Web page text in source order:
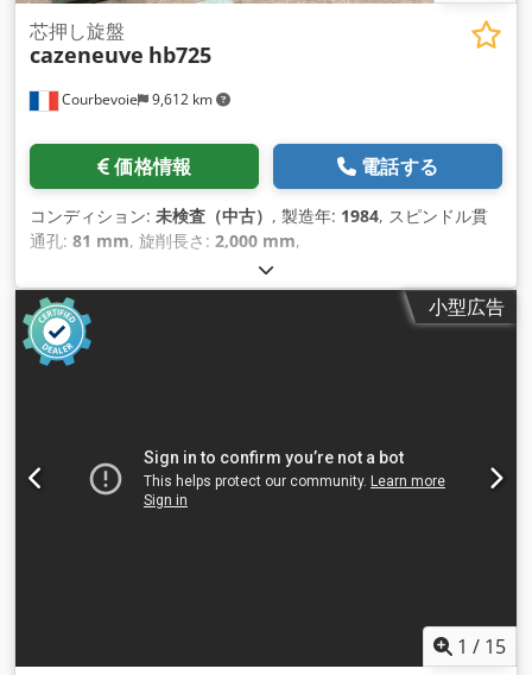
Courbevoie 9,612 km
芯押し旋盤
cazeneuve hb725
価格情報 電話する
コンディション: 未検査（中古） , 製造年: 1984, スピンドル貫
通孔: 81 mm, 旋削長さ: 2,000 mm,
小型広告
1 / 15